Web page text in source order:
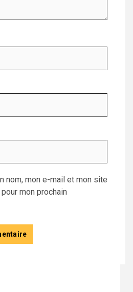
nom, mon e-mail et mon site
mon prochain